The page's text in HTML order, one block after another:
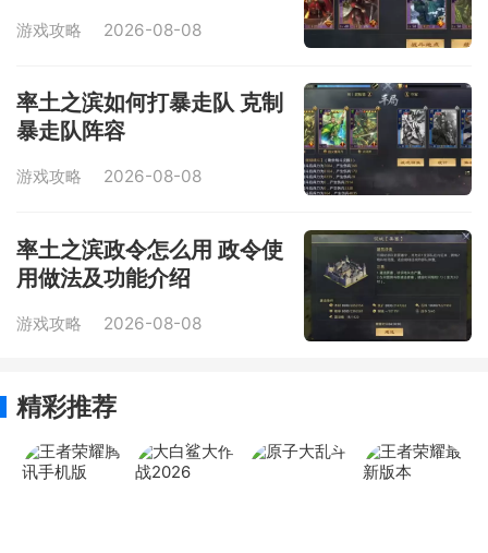
游戏攻略 2026-08-08
率土之滨如何打暴走队 克制
暴走队阵容
游戏攻略 2026-08-08
率土之滨政令怎么用 政令使
用做法及功能介绍
游戏攻略 2026-08-08
精彩推荐